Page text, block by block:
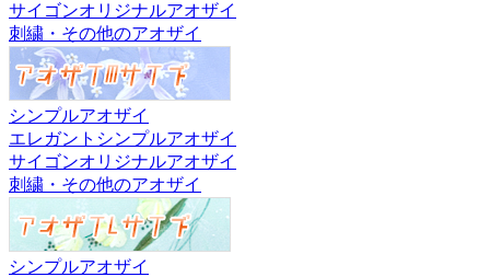
サイゴンオリジナルアオザイ
刺繍・その他のアオザイ
シンプルアオザイ
エレガントシンプルアオザイ
サイゴンオリジナルアオザイ
刺繍・その他のアオザイ
シンプルアオザイ